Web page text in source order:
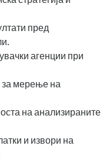
пред
агенции при
за мерење на
на анализираните
и извори на